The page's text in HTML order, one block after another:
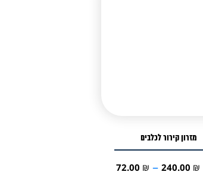
מזרון קירור לכלבים
72.00 ₪ – 240.00 ₪